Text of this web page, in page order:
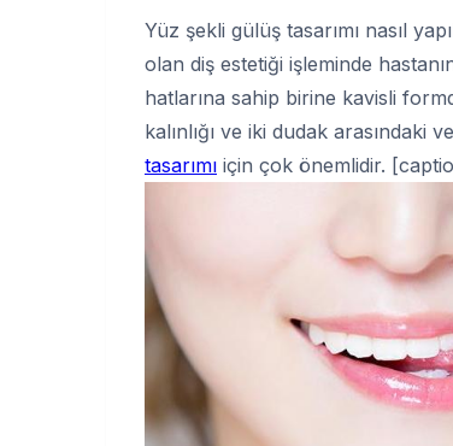
Yüz şekli gülüş tasarımı nasıl
olan diş estetiği işleminde
hatlarına sahip birine kavisli
kalınlığı ve iki dudak
tasarımı için çok önemlidir.